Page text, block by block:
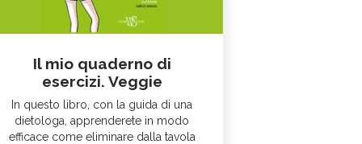
Il mio quaderno di
esercizi. Veggie
In questo libro, con la guida di una
dietologa, apprenderete in modo
efficace come eliminare dalla tavola